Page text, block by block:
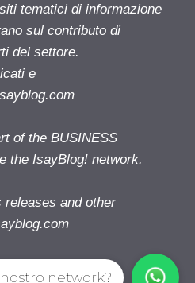
tematici di informazione
sul contributo di
del settore.
e
of the BUSINESS
the IsayBlog! network.
and other
network?